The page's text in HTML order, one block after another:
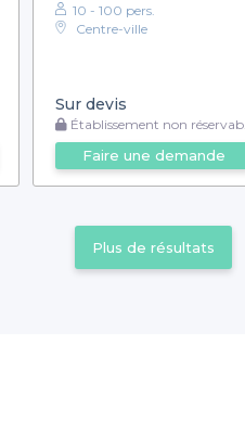
10 - 100 pers.
Centre-ville
Sur devis
Établissement non réservable
Faire une demande
Plus de résultats